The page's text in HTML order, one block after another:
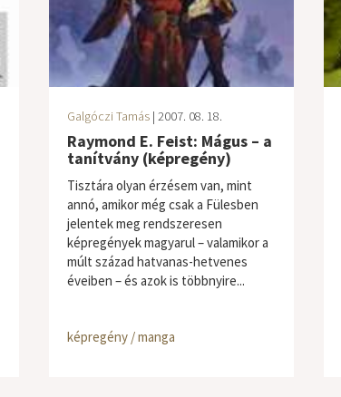
Galgóczi Tamás| 2007. 08. 18.
Raymond E. Feist: Mágus – a
tanítvány (képregény)
Tisztára olyan érzésem van, mint
annó, amikor még csak a Fülesben
jelentek meg rendszeresen
képregények magyarul – valamikor a
múlt század hatvanas-hetvenes
éveiben – és azok is többnyire...
képregény / manga